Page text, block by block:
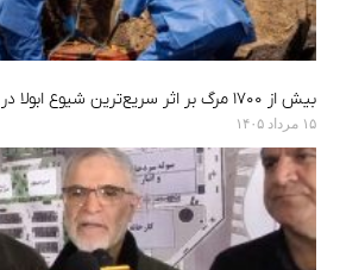
بیش از ۱۷۰۰ مرگ بر اثر سریع‌ترین شیوع ابولا در جهان
۱۵ مرداد ۱۴۰۵